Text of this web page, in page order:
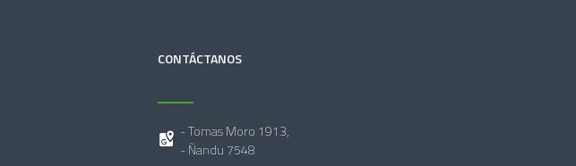
CONTÁCTANOS
- Tomas Moro 1913,
- Ñandu 7548